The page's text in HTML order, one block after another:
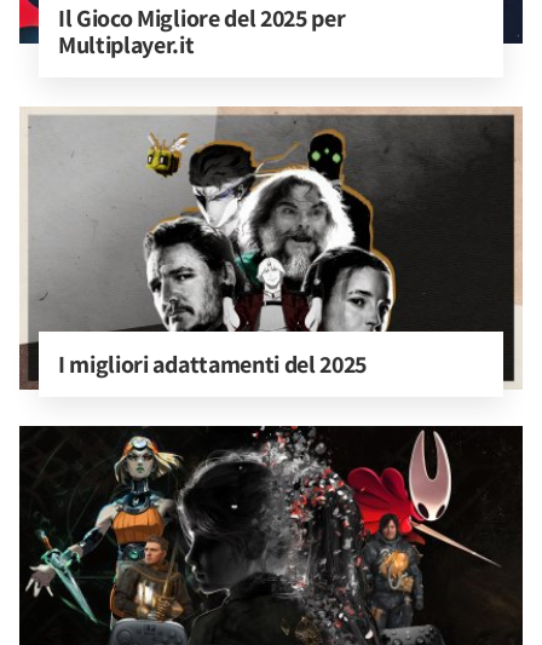
Il Gioco Migliore del 2025 per
Multiplayer.it
I migliori adattamenti del 2025